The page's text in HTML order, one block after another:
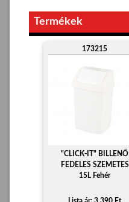
Termékek
173215
"CLICK-IT" BILLENŐ
FEDELES SZEMETES
15L Fehér